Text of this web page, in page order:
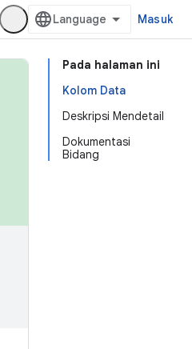
Masuk
Pada halaman ini
Kolom Data
Deskripsi Mendetail
Dokumentasi
Bidang